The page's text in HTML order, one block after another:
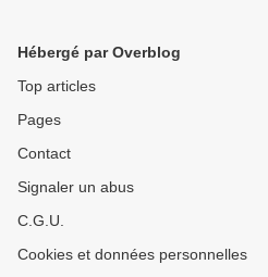
Hébergé par Overblog
Top articles
Pages
Contact
Signaler un abus
C.G.U.
Cookies et données personnelles